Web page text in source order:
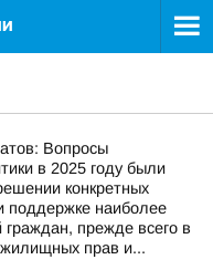
Вопросы
в 2025 году были
конкретных
поддержке наиболее
граждан, прежде всего в
прав и...